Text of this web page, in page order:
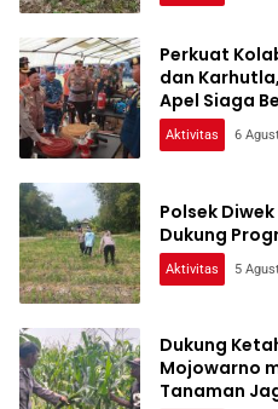
Perkuat
dan
Apel Siaga
Aktivitas 6
Polsek
Dukung
Aktivitas 5
Dukung
Mojowarno
Tanaman